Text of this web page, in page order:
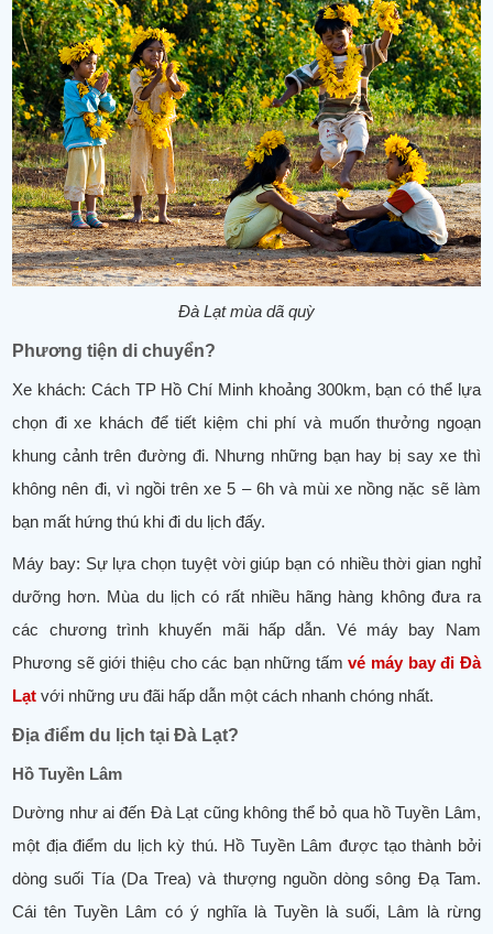
Đà Lạt mùa dã quỳ
Phương tiện di chuyển?
Xe khách: Cách TP Hồ Chí Minh khoảng 300km, bạn có thể lựa
chọn đi xe khách để tiết kiệm chi phí và muốn thưởng ngoạn
khung cảnh trên đường đi. Nhưng những bạn hay bị say xe thì
không nên đi, vì ngồi trên xe 5 – 6h và mùi xe nồng nặc sẽ làm
bạn mất hứng thú khi đi du lịch đấy.
Máy bay: Sự lựa chọn tuyệt vời giúp bạn có nhiều thời gian nghỉ
dưỡng hơn. Mùa du lịch có rất nhiều hãng hàng không đưa ra
các chương trình khuyến mãi hấp dẫn. Vé máy bay Nam
Phương sẽ giới thiệu cho các bạn những tấmvé máy bay đi Đà
Lạt với những ưu đãi hấp dẫn một cách nhanh chóng nhất.
Địa điểm du lịch tại Đà Lạt?
Hồ Tuyền Lâm
Dường như ai đến Đà Lạt cũng không thể bỏ qua hồ Tuyền Lâm,
một địa điểm du lịch kỳ thú. Hồ Tuyền Lâm được tạo thành bởi
dòng suối Tía (Da Trea) và thượng nguồn dòng sông Đạ Tam.
Cái tên Tuyền Lâm có ý nghĩa là Tuyền là suối, Lâm là rừng